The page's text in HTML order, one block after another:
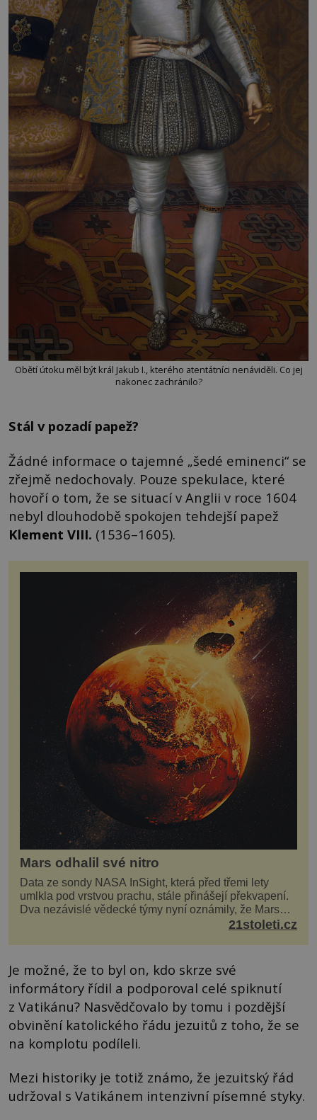
Obětí útoku měl být král Jakub I., kterého atentátníci nenáviděli. Co jej
nakonec zachránilo?
Stál v pozadí papež?
Žádné informace o tajemné „šedé eminenci“ se
zřejmě nedochovaly. Pouze spekulace, které
hovoří o tom, že se situací v Anglii v roce 1604
nebyl dlouhodobě spokojen tehdejší papež
Klement VIII. (1536–1605).
Mars odhalil své nitro
Data ze sondy NASA InSight, která před třemi lety
umlkla pod vrstvou prachu, stále přinášejí překvapení.
Dva nezávislé vědecké týmy nyní oznámily, že Mars
má nejen plášť plný trosek z dávných impaktů,...21stoleti.cz
Je možné, že to byl on, kdo skrze své
informátory řídil a podporoval celé spiknutí
z Vatikánu? Nasvědčovalo by tomu i pozdější
obvinění katolického řádu jezuitů z toho, že se
na komplotu podíleli.
Mezi historiky je totiž známo, že jezuitský řád
udržoval s Vatikánem intenzivní písemné styky.